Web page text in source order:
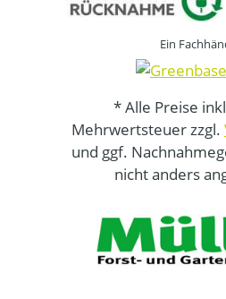
Ein
* Alle Preise
Mehrwertsteuer zzgl.
und ggf.
nicht anders